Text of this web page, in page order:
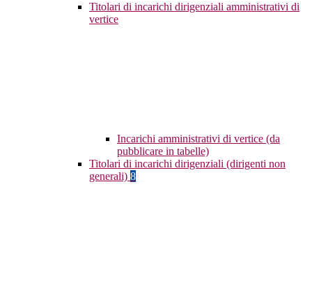
Titolari di incarichi dirigenziali amministrativi di
vertice
Incarichi amministrativi di vertice (da
pubblicare in tabelle)
Titolari di incarichi dirigenziali (dirigenti non
generali) 8